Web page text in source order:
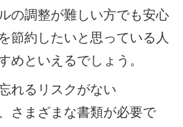
の調整が難しい方でも安心
節約したいと思っている人
めといえるでしょう。
れるリスクがない
さまざまな書類が必要で